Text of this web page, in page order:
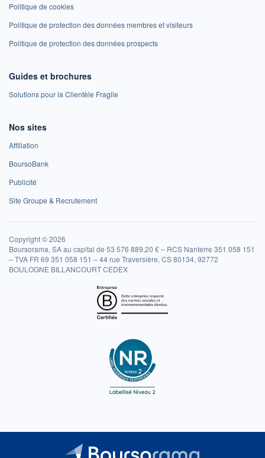
Politique de cookies
Politique de protection des données membres et visiteurs
Politique de protection des données prospects
Guides et brochures
Solutions pour la Clientèle Fragile
Nos sites
Affiliation
BoursoBank
Publicité
Site Groupe & Recrutement
Copyright © 2026
Boursorama, SA au capital de 53 576 889,20 € – RCS Nanterre 351 058 151
– TVA FR 69 351 058 151 – 44 rue Traversière, CS 80134, 92772
BOULOGNE BILLANCOURT CEDEX